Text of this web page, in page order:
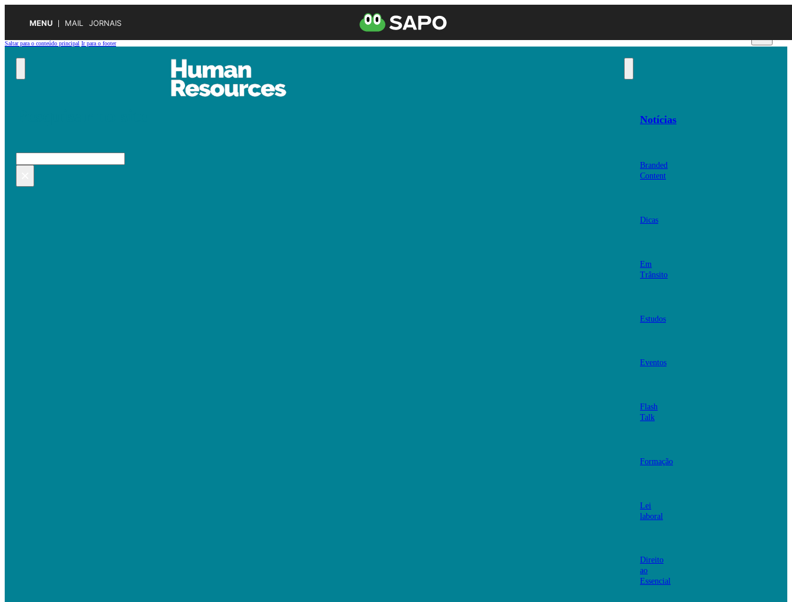
MENU MAIL JORNAIS
Saltar para o conteúdo principal Ir para o footer
Pesquisar
Notícias
Branded
Content
Dicas
Em
Trânsito
Estudos
Eventos
Flash
Talk
Formação
Lei
laboral
Direito
ao
Essencial